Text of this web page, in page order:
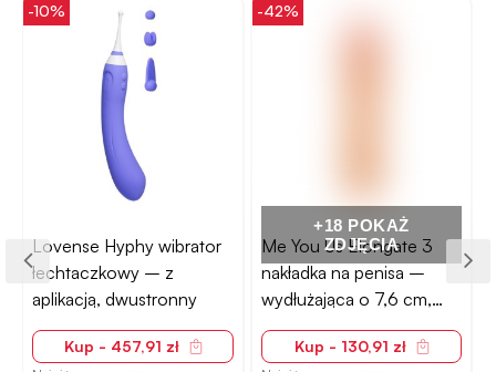
-10%
Lovense Hyphy wibrator
łechtaczkowy – z
aplikacją, dwustronny
Kup - 457,91 zł
+18 POKAŻ
ZDJĘCIA
-42%
Me You Us Elongate 3
nakładka na penisa –
wydłużająca o 7,6 cm,
TPE
Kup - 130,91 zł